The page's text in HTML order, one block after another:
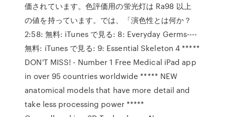
価されています。色評価用の蛍光灯は Ra98 以上
の値を持っています。では、「演色性とは何か？
2:58: 無料: iTunes で見る: 8: Everyday Germs----
無料: iTunes で見る: 9: Essential Skeleton 4 *****
DON'T MISS! - Number 1 Free Medical iPad app
in over 95 countries worldwide ***** NEW
anatomical models that have more detail and
take less processing power *****